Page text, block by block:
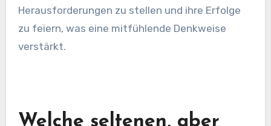
Resilienz und Leistung führen. Studien zeigen,
dass expressive Schreibtechniken signifikant
Angst reduzieren und die
Herausforderungen zu stellen und ihre Erfolge